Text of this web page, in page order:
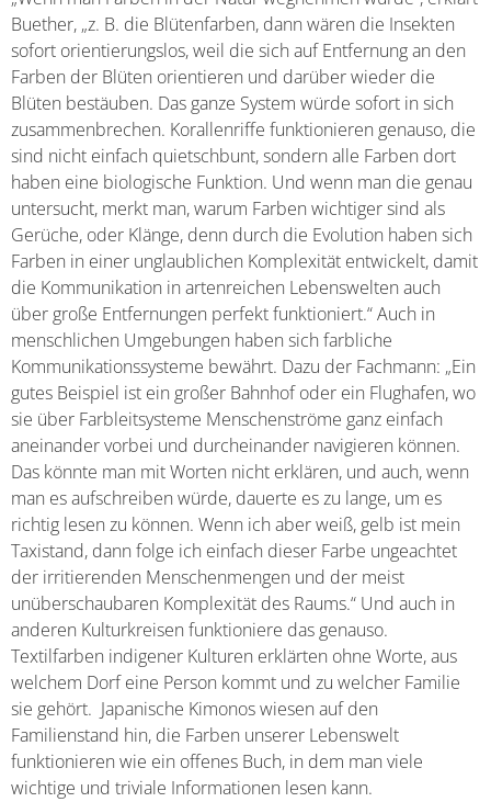
Buether, „z. B. die Blütenfarben, dann wären die Insekten
sofort orientierungslos, weil die sich auf Entfernung an den
Farben der Blüten orientieren und darüber wieder die
Blüten bestäuben. Das ganze System würde sofort in sich
zusammenbrechen. Korallenriffe funktionieren genauso, die
sind nicht einfach quietschbunt, sondern alle Farben dort
haben eine biologische Funktion. Und wenn man die genau
untersucht, merkt man, warum Farben wichtiger sind als
Gerüche, oder Klänge, denn durch die Evolution haben sich
Farben in einer unglaublichen Komplexität entwickelt, damit
die Kommunikation in artenreichen Lebenswelten auch
über große Entfernungen perfekt funktioniert.“ Auch in
menschlichen Umgebungen haben sich farbliche
Kommunikationssysteme bewährt. Dazu der Fachmann: „Ein
gutes Beispiel ist ein großer Bahnhof oder ein Flughafen, wo
sie über Farbleitsysteme Menschenströme ganz einfach
aneinander vorbei und durcheinander navigieren können.
Das könnte man mit Worten nicht erklären, und auch, wenn
man es aufschreiben würde, dauerte es zu lange, um es
richtig lesen zu können. Wenn ich aber weiß, gelb ist mein
Taxistand, dann folge ich einfach dieser Farbe ungeachtet
der irritierenden Menschenmengen und der meist
unüberschaubaren Komplexität des Raums.“ Und auch in
anderen Kulturkreisen funktioniere das genauso.
Textilfarben indigener Kulturen erklärten ohne Worte, aus
welchem Dorf eine Person kommt und zu welcher Familie
sie gehört. Japanische Kimonos wiesen auf den
Familienstand hin, die Farben unserer Lebenswelt
funktionieren wie ein offenes Buch, in dem man viele
wichtige und triviale Informationen lesen kann.